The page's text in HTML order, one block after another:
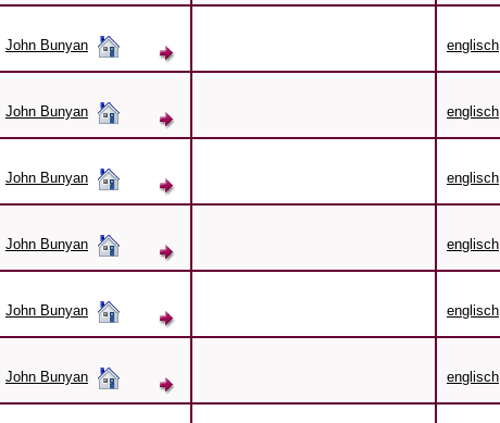
John Bunyan englisch
John Bunyan englisch
John Bunyan englisch
John Bunyan englisch
John Bunyan englisch
John Bunyan englisch